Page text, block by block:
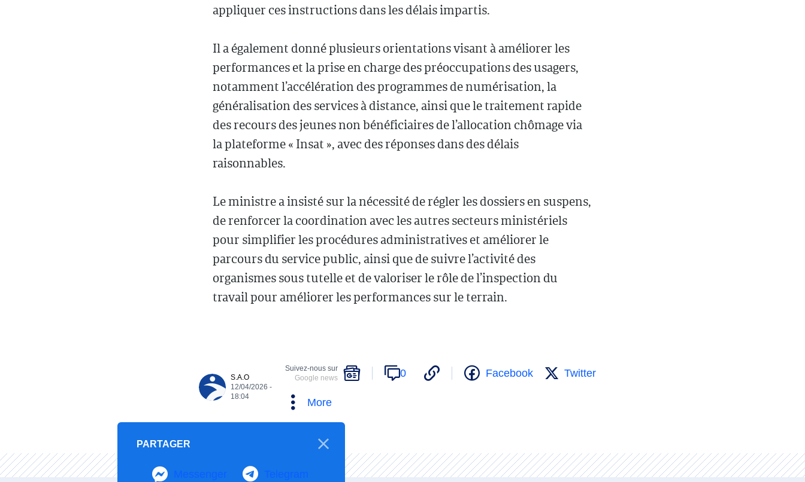
appliquer ces instructions dans les délais impartis.
Il a également donné plusieurs orientations visant à améliorer les
performances et la prise en charge des préoccupations des usagers,
notamment l’accélération des programmes de numérisation, la
généralisation des services à distance, ainsi que le traitement rapide
des recours des jeunes non bénéficiaires de l’allocation chômage via
la plateforme « Insat », avec des réponses dans des délais
raisonnables.
Le ministre a insisté sur la nécessité de régler les dossiers en suspens,
de renforcer la coordination avec les autres secteurs ministériels
pour simplifier les procédures administratives et améliorer le
parcours du service public, ainsi que de suivre l’activité des
organismes sous tutelle et de valoriser le rôle de l’inspection du
travail pour améliorer les performances sur le terrain.
S.A.O
12/04/2026 -
18:04
Suivez-nous sur
Google news
0 Facebook Twitter
More
PARTAGER
Messenger Telegram